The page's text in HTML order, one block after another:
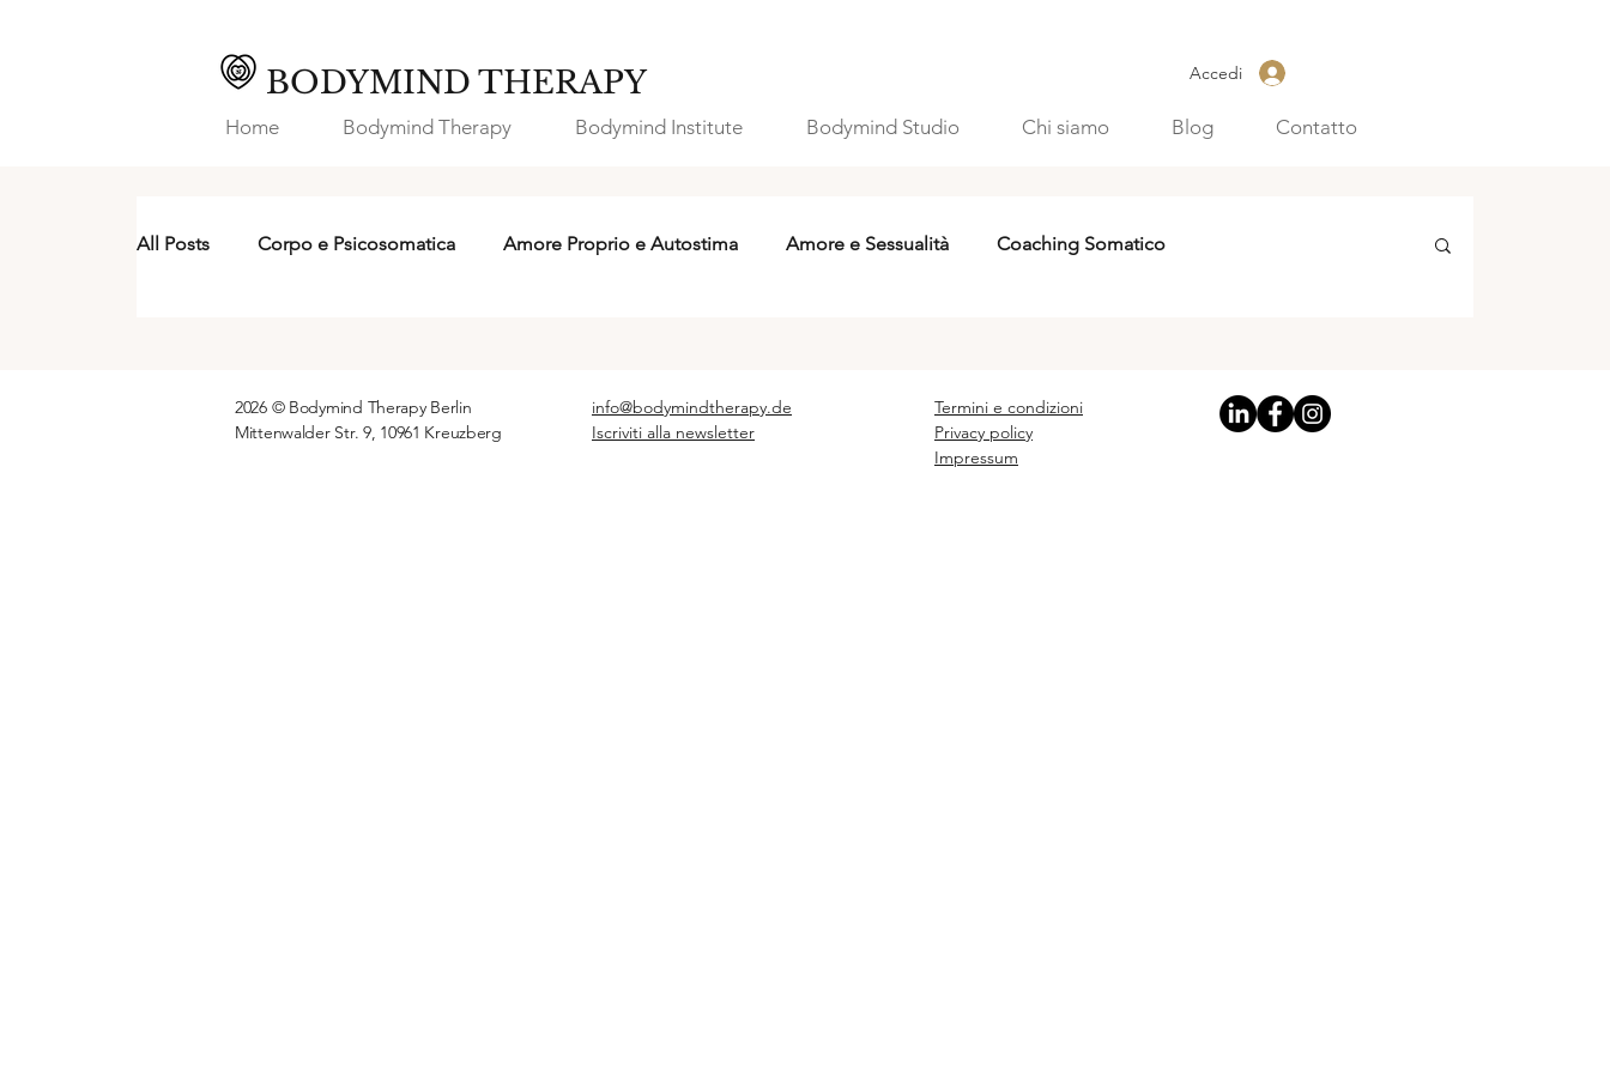
BODYMIND THERAPY
Home Bodymind Therapy Bodymind Institute Bodymind Studio Chi siamo Blog Contatto
Accedi
All Posts Corpo e Psicosomatica Amore Proprio e Autostima Amore e Sessualità Coaching Somatico
2026 © Bodymind Therapy Berlin
Mittenwalder Str. 9, 10961 Kreuzberg
info@bodymindtherapy.de
Iscriviti alla newsletter
Termini e condizioni
Privacy policy
Impressum